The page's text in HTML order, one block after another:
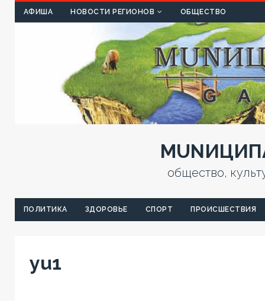
АФИША НОВОСТИ РЕГИОНОВ ОБЩЕСТВО
общество,
ПОЛИТИКА ЗДОРОВЬЕ СПОРТ ПРОИСШЕСТВИЯ
yu1